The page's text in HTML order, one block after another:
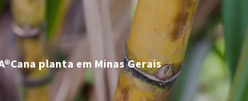
planta em Minas Gerais